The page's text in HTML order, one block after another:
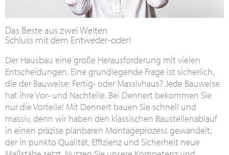
Das Beste aus zwei Welten
Schluss mit dem Entweder-oder!
Der Hausbau eine große Herausforderung mit vielen
Entscheidungen. Eine grundlegende Frage ist sicherlich,
die der Bauweise: Fertig- oder Massivhaus? Jede Bauweise
hat ihre Vor- und Nachteile. Bei Dennert bekommen Sie
nur die Vorteile! Mit Dennert bauen Sie schnell und
massiv, denn wir haben den klassischen Baustellenablauf
in einen präzise planbaren Montageprozess gewandelt,
der in punkto Qualität, Effizienz und Sicherheit neue